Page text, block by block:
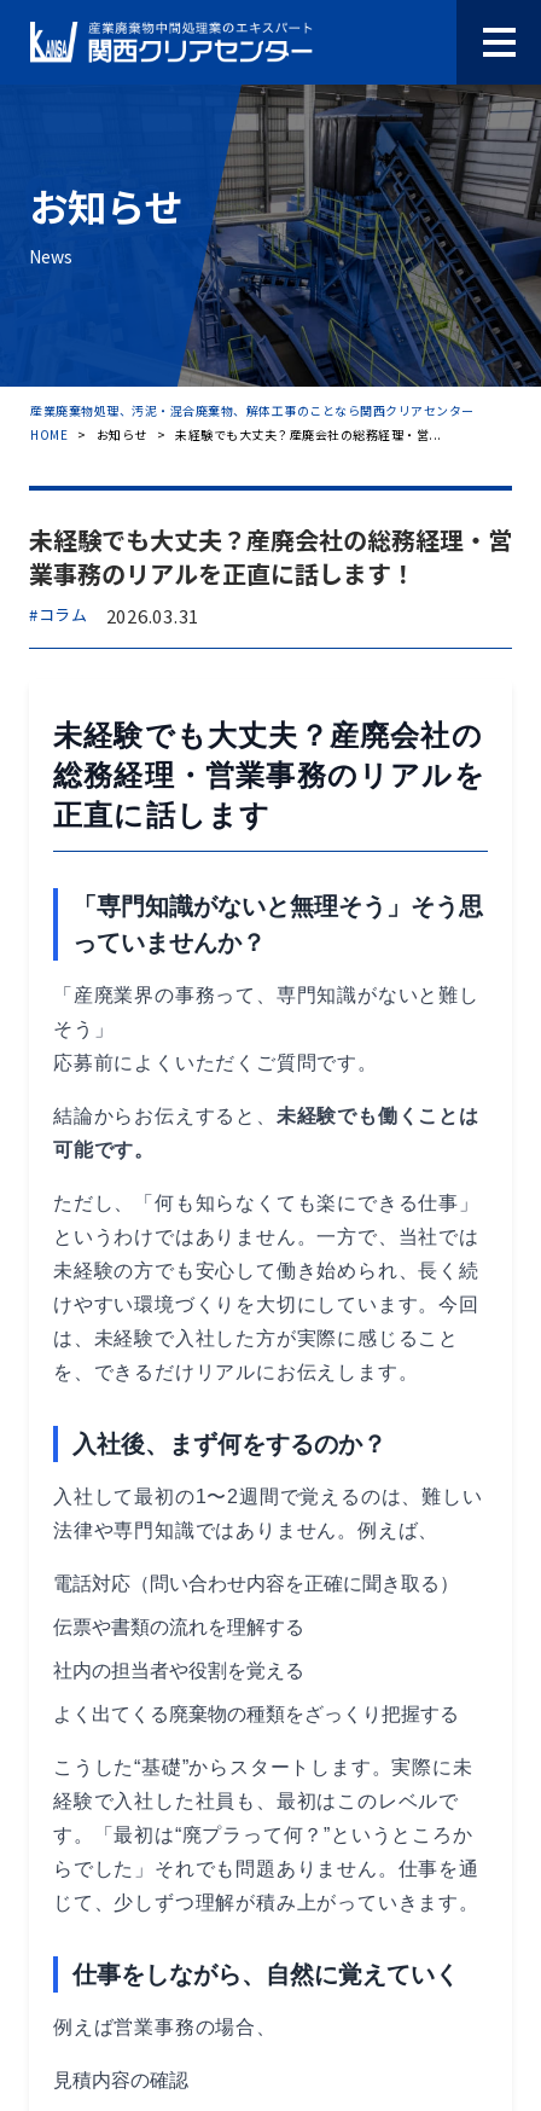
お知らせ
News
産業廃棄物処理、汚泥・混合廃棄物、解体工事のことなら関西クリアセンター
HOME > お知らせ > 未経験でも大丈夫？産廃会社の総務経理・営...
未経験でも大丈夫？産廃会社の総務経理・営
業事務のリアルを正直に話します！
#コラム 2026.03.31
未経験でも大丈夫？産廃会社の
総務経理・営業事務のリアルを
正直に話します
「専門知識がないと無理そう」そう思
っていませんか？
「産廃業界の事務って、専門知識がないと難し
そう」
応募前によくいただくご質問です。
結論からお伝えすると、 未経験でも働くことは
可能です。
ただし、「何も知らなくても楽にできる仕事」
というわけではありません。一方で、当社では
未経験の方でも安心して働き始められ、長く続
けやすい環境づくりを大切にしています。今回
は、未経験で入社した方が実際に感じること
を、できるだけリアルにお伝えします。
入社後、まず何をするのか？
入社して最初の1〜2週間で覚えるのは、難しい
法律や専門知識ではありません。例えば、
電話対応（問い合わせ内容を正確に聞き取る）
伝票や書類の流れを理解する
社内の担当者や役割を覚える
よく出てくる廃棄物の種類をざっくり把握する
こうした“基礎”からスタートします。実際に未
経験で入社した社員も、最初はこのレベルで
す。「最初は“廃プラって何？”というところか
らでした」それでも問題ありません。仕事を通
じて、少しずつ理解が積み上がっていきます。
仕事をしながら、自然に覚えていく
例えば営業事務の場合、
見積内容の確認